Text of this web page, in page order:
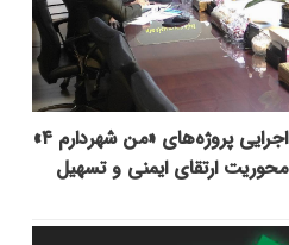
تداوم عملیات اجرایی پروژه‌های «من شهردارم ۴»
۹ با محوریت ارتقای ایمنی و تسهیل